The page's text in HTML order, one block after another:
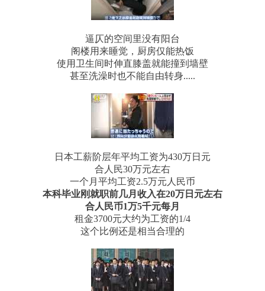
逼仄的空间里没有阳台
阁楼用来睡觉，厨房仅能热饭
使用卫生间时伸直膝盖就能撞到墙壁
甚至洗澡时也不能自由转身.....
日本工薪阶层年平均工资为430万日元
合人民30万元左右
一个月平均工资2.5万元人民币
本科毕业刚就职前几月收入在20万日元左右
合人民币1万5千元每月
租金3700元大约为工资的1/4
这个比例还是相当合理的